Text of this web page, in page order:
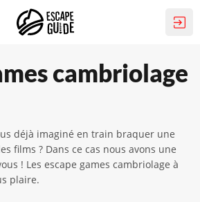
cambriolage
déjà imaginé en train braquer une
films ? Dans ce cas nous avons une
! Les escape games cambriolage à
plaire.